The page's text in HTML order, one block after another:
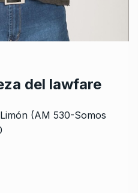
del lawfare
(AM 530-Somos